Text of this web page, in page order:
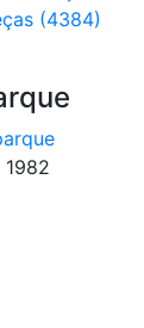
(4384)
1982